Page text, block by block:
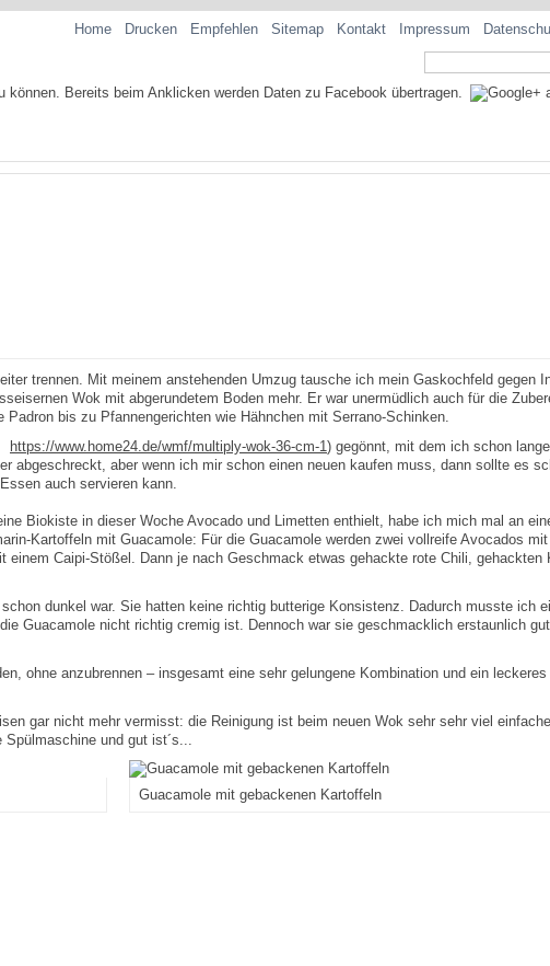
Home Drucken Empfehlen Sitemap Kontakt Impressum
trennen. Mit meinem anstehenden Umzug tausche ich mein Gaskochfeld gegen
Wok mit abgerundetem Boden mehr. Er war unermüdlich auch für die
bis zu Pfannengerichten wie Hähnchen mit Serrano-Schinken.
https://www.home24.de/wmf/multiply-wok-36-cm-1) gegönnt, mit dem ich schon
abgeschreckt, aber wenn ich mir schon einen neuen kaufen muss, dann sollte es
auch servieren kann.
Biokiste in dieser Woche Avocado und Limetten enthielt, habe ich mich mal an
Kartoffeln mit Guacamole: Für die Guacamole werden zwei vollreife Avocados
Caipi-Stößel. Dann je nach Geschmack etwas gehackte rote Chili, gehackten
dunkel war. Sie hatten keine richtig butterige Konsistenz. Dadurch musste ich
Guacamole nicht richtig cremig ist. Dennoch war sie geschmacklich erstaunlich
ohne anzubrennen – insgesamt eine sehr gelungene Kombination und ein leckeres
gar nicht mehr vermisst: die Reinigung ist beim neuen Wok sehr sehr viel
und gut ist´s...
Guacamole mit gebackenen Kartoffeln